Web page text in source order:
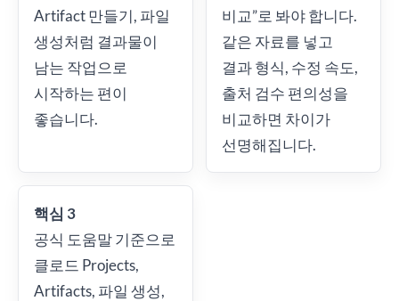
Artifact 만들기, 파일
생성처럼 결과물이
남는 작업으로
시작하는 편이
좋습니다.
비교”로 봐야 합니다.
같은 자료를 넣고
결과 형식, 수정 속도,
출처 검수 편의성을
비교하면 차이가
선명해집니다.
핵심 3
공식 도움말 기준으로
클로드 Projects,
Artifacts, 파일 생성,